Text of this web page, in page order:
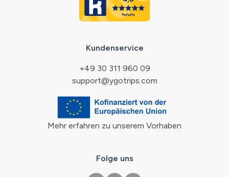
Kundenservice
+49 30 311 960 09
support@ygotrips.com
Mehr erfahren zu unserem Vorhaben
Folge uns